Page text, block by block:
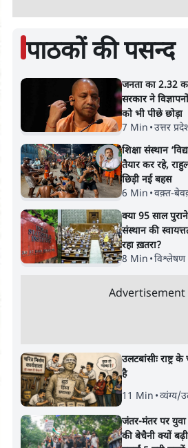
पाठकों की पसन्द
जनता का 2.32
सरकार ने
को भी पीछे छोड़ा
7 Min •उत्तर
शिक्षा संस्थान
तैयार कर रहे,
छिड़ी नई बहस
6 Min •वक़्त-
क्या 95 साल
संस्थान की
रहा ख़तरा?
8 Min •विश्लेषण
Advertisement
उलटबांसीः राष्ट्र
है
11 Min •व्यंग्य/
जंतर-मंतर पर
की बेचैनी क्यों